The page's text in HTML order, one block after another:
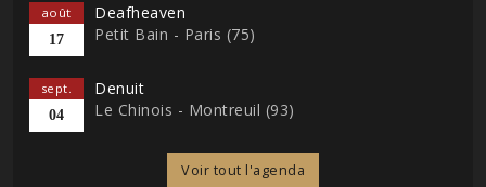
août
17
Deafheaven
Petit Bain - Paris (75)
sept.
04
Denuit
Le Chinois - Montreuil (93)
Voir tout l'agenda